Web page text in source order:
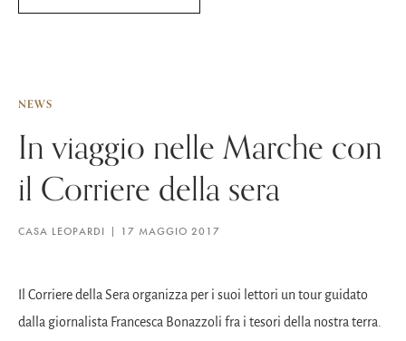
NEWS
In viaggio nelle Marche con
il Corriere della sera
CASA LEOPARDI 17 MAGGIO 2017
Il Corriere della Sera organizza per i suoi lettori un tour guidato
dalla giornalista Francesca Bonazzoli fra i tesori della nostra terra.